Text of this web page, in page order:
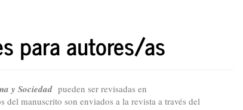
para autores/as
y Sociedad pueden ser revisadas en
del manuscrito son enviados a la revista a través del